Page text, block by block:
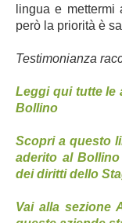
lingua e
però la priorità è
Testimonianza
Leggi qui tutte le
Bollino
Scopri a questo
aderito al
dei diritti dello
Vai alla sezione